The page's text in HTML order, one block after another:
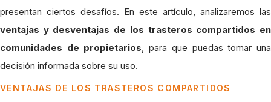
presentan ciertos desafíos. En este artículo, analizaremos las
ventajas y desventajas de los trasteros compartidos en
comunidades de propietarios, para que puedas tomar una
decisión informada sobre su uso.
VENTAJAS DE LOS TRASTEROS COMPARTIDOS